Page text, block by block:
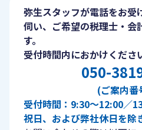
弥生スタッフが電話をお受
伺い、ご希望の税理士・会
す。
受付時間内におかけくださ
050-
(ご案内
受付時間：9:30〜12:00／
祝日、および弊社休日を除